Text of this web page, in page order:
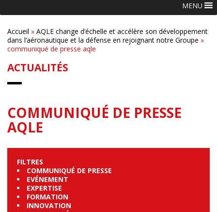
MENU
Accueil » AQLE change d’échelle et accélère son développement
dans l’aéronautique et la défense en rejoignant notre Groupe »
communiqué de presse aqle
ACTUALITÉS
COMMUNIQUÉ DE PRESSE
AQLE
FILTRES
COMMUNIQUÉ DE PRESSE
EVÉNEMENT
EXPERTISE
FORMATION
INNOVATION